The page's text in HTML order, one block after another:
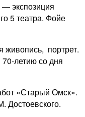
экспозиция
5 театра. Фойе
живопись, портрет.
летию со дня
«Старый Омск».
Достоевского.